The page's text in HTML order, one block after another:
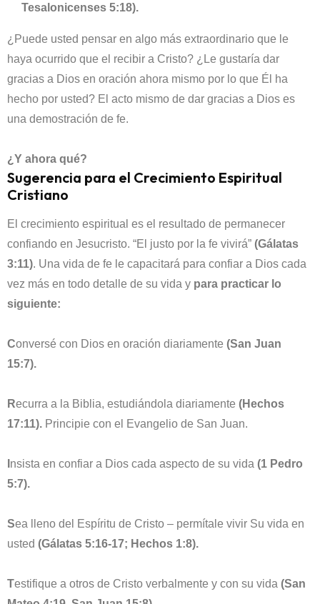
Tesalonicenses 5:18).
¿Puede usted pensar en algo más extraordinario que le
haya ocurrido que el recibir a Cristo? ¿Le gustaría dar
gracias a Dios en oración ahora mismo por lo que Él ha
hecho por usted? El acto mismo de dar gracias a Dios es
una demostración de fe.
¿Y ahora qué?
Sugerencia para el Crecimiento Espiritual
Cristiano
El crecimiento espiritual es el resultado de permanecer
confiando en Jesucristo. “El justo por la fe vivirá” (Gálatas
3:11). Una vida de fe le capacitará para confiar a Dios cada
vez más en todo detalle de su vida y para practicar lo
siguiente:
Conversé con Dios en oración diariamente (San Juan
15:7).
Recurra a la Biblia, estudiándola diariamente (Hechos
17:11). Principie con el Evangelio de San Juan.
nsista en confiar a Dios cada aspecto de su vida (1 Pedro
5:7).
Sea lleno del Espíritu de Cristo – permítale vivir Su vida en
usted (Gálatas 5:16-17; Hechos 1:8).
Testifique a otros de Cristo verbalmente y con su vida (San